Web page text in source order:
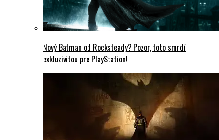
Nový Batman od Rocksteady? Pozor, toto smrdí
exkluzivitou pre PlayStation!